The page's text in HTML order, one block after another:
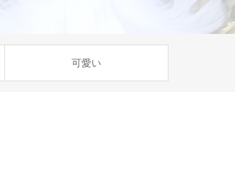
可愛い